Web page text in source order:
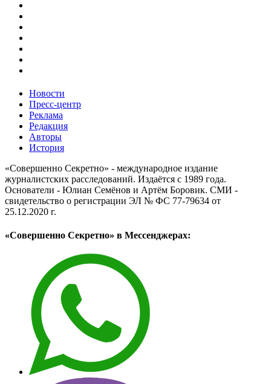
Новости
Пресс-центр
Реклама
Редакция
Авторы
История
«Совершенно Секретно» - международное издание
журналистских расследований. Издаётся с 1989 года.
Основатели - Юлиан Семёнов и Артём Боровик. CМИ -
свидетельство о регистрации ЭЛ № ФС 77-79634 от
25.12.2020 г.
«Совершенно Секретно» в Мессенджерах: